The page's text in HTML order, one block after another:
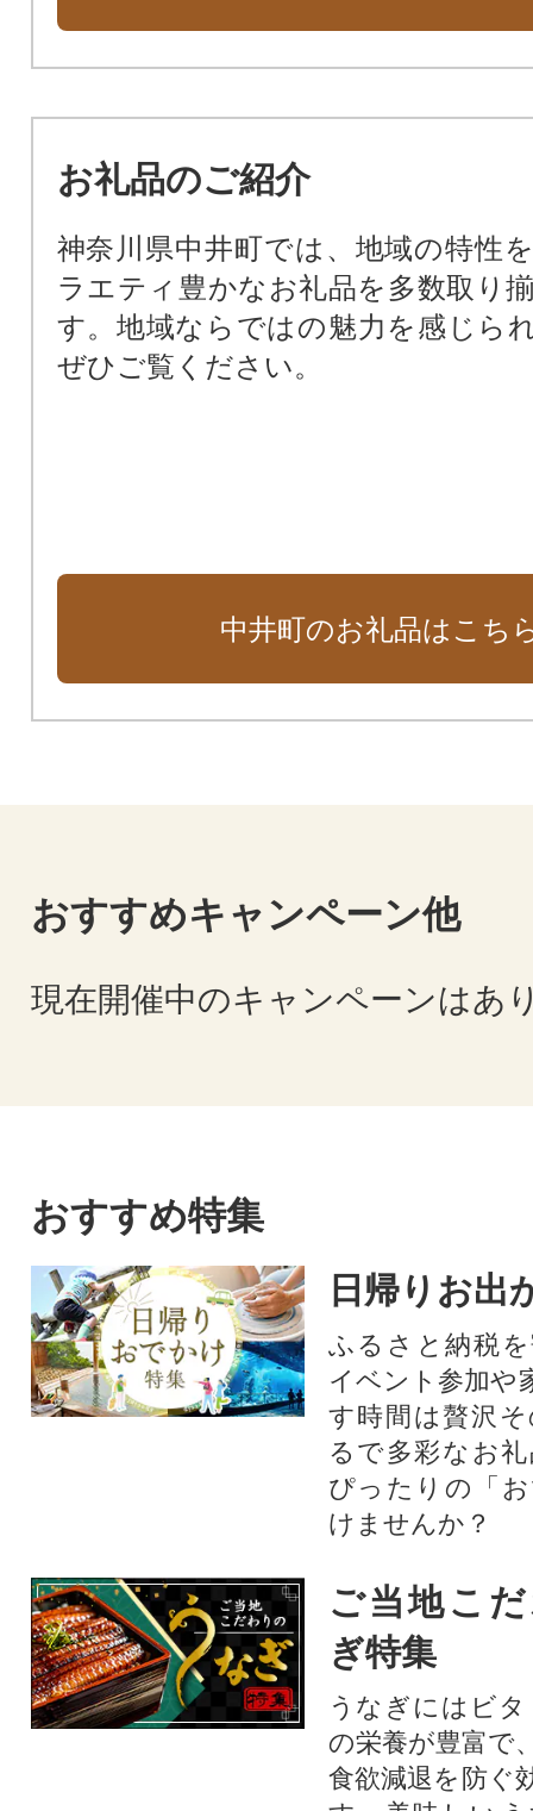
お礼品のご紹介
神奈川県中井町では、地域の特性
ラエティ豊かなお礼品を多数取り
す。地域ならではの魅力を感じら
ぜひご覧ください。
中井町のお礼品はこち
おすすめキャンペーン他
現在開催中のキャンペーンはあ
おすすめ特集
日帰りお出
ふるさと納税
イベント参加や
す時間は贅沢
るで多彩なお
ぴったりの「
けませんか？
ご当地こ
ぎ特集
うなぎにはビ
の栄養が豊富で
食欲減退を防ぐ